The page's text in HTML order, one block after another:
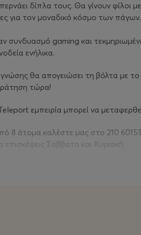
δίπλα τους. Θα γίνουν φίλοι
για τον μοναδικό κόσμο των πάγων.
συνδυασμό gaming και
ενήλικα.
θα απογειώσει τη βόλτα με το
τώρα!
εμπειρία μπορεί να
8 άτομα καλέστε μας στο 210
Σάββατο και Κυριακή.